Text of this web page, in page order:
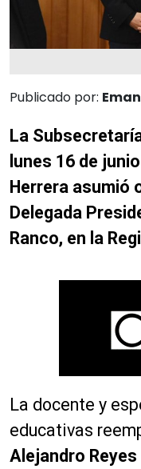
Publicado por:
La
lunes 16 de
Herrera asumió
Delegada
Ranco, en la
La docente y
educativas
Alejandro Reyes